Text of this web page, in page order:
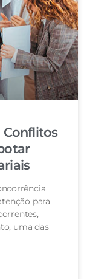
Conflitos
para
uma das